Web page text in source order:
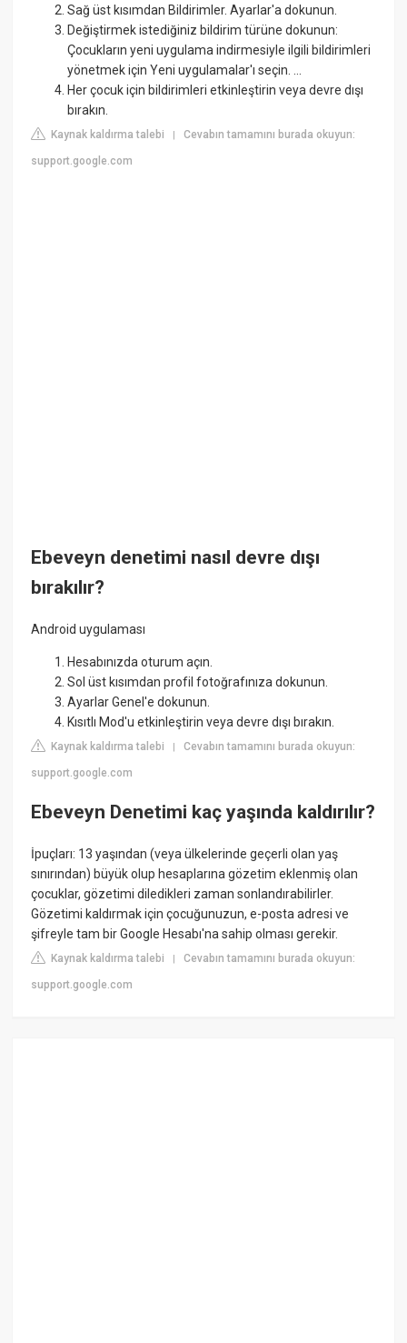
Sağ üst kısımdan Bildirimler. Ayarlar'a dokunun.
Değiştirmek istediğiniz bildirim türüne dokunun:
Çocukların yeni uygulama indirmesiyle ilgili bildirimleri
yönetmek için Yeni uygulamalar'ı seçin. ...
Her çocuk için bildirimleri etkinleştirin veya devre dışı
bırakın.
Kaynak kaldırma talebi |Cevabın tamamını burada okuyun:
support.google.com
Ebeveyn denetimi nasıl devre dışı
bırakılır?
Android uygulaması
Hesabınızda oturum açın.
Sol üst kısımdan profil fotoğrafınıza dokunun.
Ayarlar Genel'e dokunun.
Kısıtlı Mod'u etkinleştirin veya devre dışı bırakın.
Kaynak kaldırma talebi |Cevabın tamamını burada okuyun:
support.google.com
Ebeveyn Denetimi kaç yaşında kaldırılır?
İpuçları: 13 yaşından (veya ülkelerinde geçerli olan yaş
sınırından) büyük olup hesaplarına gözetim eklenmiş olan
çocuklar, gözetimi diledikleri zaman sonlandırabilirler.
Gözetimi kaldırmak için çocuğunuzun, e-posta adresi ve
şifreyle tam bir Google Hesabı'na sahip olması gerekir.
Kaynak kaldırma talebi |Cevabın tamamını burada okuyun:
support.google.com